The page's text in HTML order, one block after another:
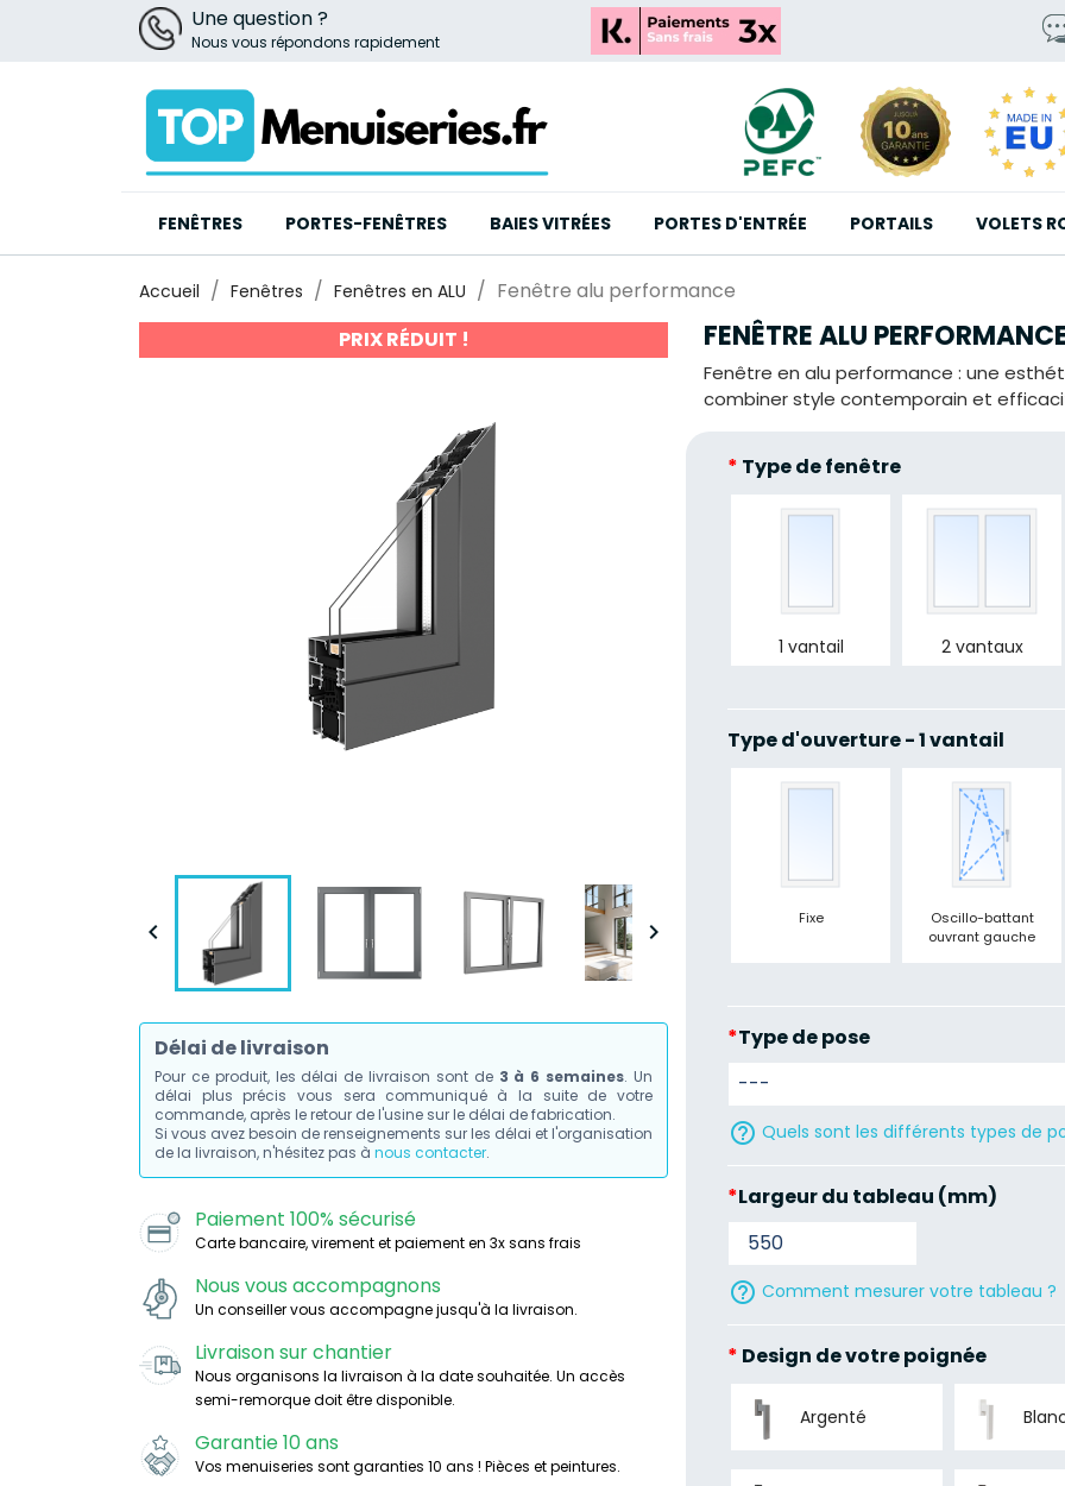
Une question ?
Nous vous répondons rapidement
FENÊTRES PORTES-FENÊTRES BAIES VITRÉES PORTES D'ENTRÉE PORTAILS VOLETS
Accueil Fenêtres Fenêtres en ALU
Fenêtre alu performance
PRIX RÉDUIT !
 
Délai de livraison
Pour ce produit, les délai de livraison sont de 3 à 6 semaines. Un
délai plus précis vous sera communiqué à la suite de votre
commande, après le retour de l'usine sur le délai de fabrication.
Si vous avez besoin de renseignements sur les délai et l'organisation
de la livraison, n'hésitez pas à nous contacter.
Paiement 100% sécurisé
Carte bancaire, virement et paiement en 3x sans frais
Nous vous accompagnons
Un conseiller vous accompagne jusqu'à la livraison.
Livraison sur chantier
Nous organisons la livraison à la date souhaitée. Un accès
semi-remorque doit être disponible.
Garantie 10 ans
Vos menuiseries sont garanties 10 ans ! Pièces et peintures.
FENÊTRE ALU
Fenêtre en alu performance : une
combiner style contemporain et
* Type de fenêtre
1 vantail 2 vantaux
Type d'ouverture - 1 vantail
Fixe
Oscillo-battant
ouvrant gauche
*Type de pose
help_outline Quels sont les différents types de
*Largeur du tableau (mm)
help_outline Comment mesurer votre tableau ?
* Design de votre poignée
Argenté